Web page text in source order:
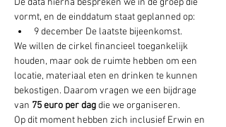
De data hierna bespreken we in de groep die
vormt, en de einddatum staat geplanned op:
9 december De laatste bijeenkomst.
We willen de cirkel financieel toegankelijk
houden, maar ook de ruimte hebben om een
locatie, materiaal eten en drinken te kunnen
bekostigen. Daarom vragen we een bijdrage
van 75 euro per dag die we organiseren.
Op dit moment hebben zich inclusief Erwin en